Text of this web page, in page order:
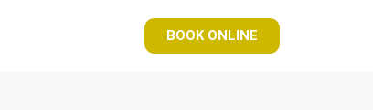
BOOK ONLINE